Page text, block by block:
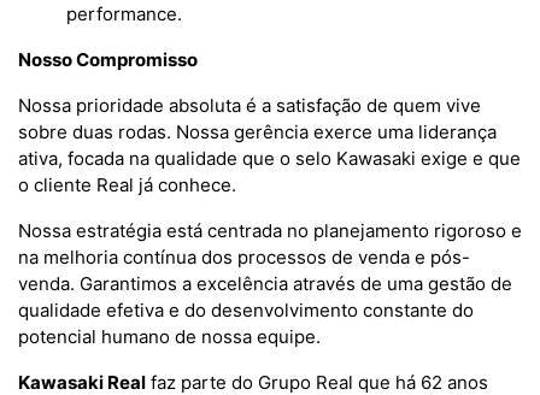
performance.
Nosso Compromisso
Nossa prioridade absoluta é a satisfação de quem vive
sobre duas rodas. Nossa gerência exerce uma liderança
ativa, focada na qualidade que o selo Kawasaki exige e que
o cliente Real já conhece.
Nossa estratégia está centrada no planejamento rigoroso e
na melhoria contínua dos processos de venda e pós-
venda. Garantimos a excelência através de uma gestão de
qualidade efetiva e do desenvolvimento constante do
potencial humano de nossa equipe.
Kawasaki Real faz parte do Grupo Real que há 62 anos